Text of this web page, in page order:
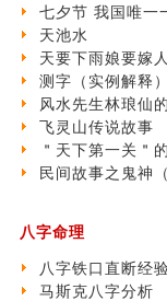
六爻算卦：我俩
订婚就是定结婚日
清朝慈禧太后命
玄空本义 (三)
飞灵山传说故事
命理解说：想请
商舖選址的風水
吉凶神跳上大运
刘燮鈞讲人相 手
玄空本义 (二)
大門風水五大禁
出现这几种面相桃
七夕节 我国唯一
天池水
天要下雨娘要嫁人
测字（实例解释）
风水先生林琅仙
飞灵山传说故事
＂天下第一关＂
民间故事之鬼神
八字命理
八字铁口直断经
马斯克八字分析